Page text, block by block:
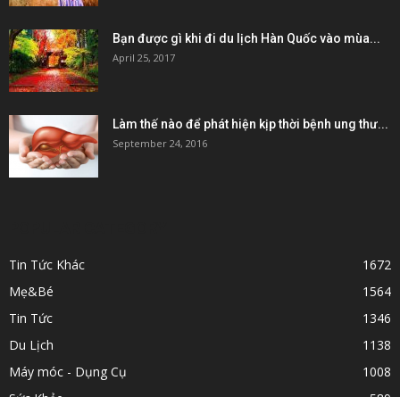
Bạn được gì khi đi du lịch Hàn Quốc vào mùa...
April 25, 2017
Làm thế nào để phát hiện kịp thời bệnh ung thư...
September 24, 2016
Tin Tức Khác
1672
Mẹ&Bé
1564
Tin Tức
1346
Du Lịch
1138
Máy móc - Dụng Cụ
1008